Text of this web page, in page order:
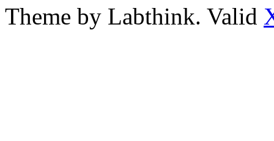
Theme by Labthink. Valid